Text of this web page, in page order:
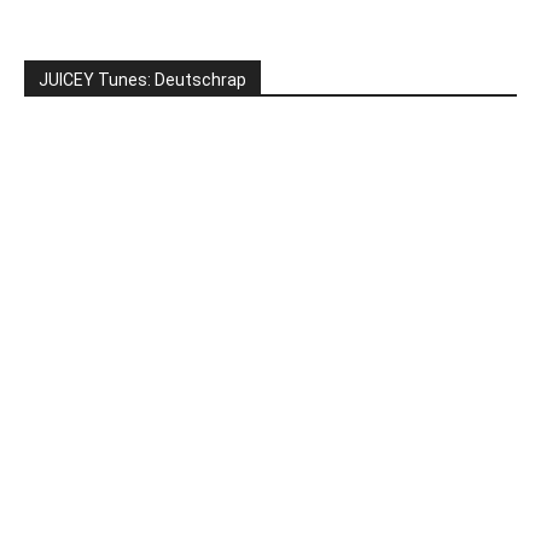
JUICEY Tunes: Deutschrap